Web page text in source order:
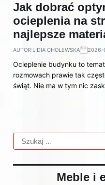
Jak dobrać
ocieplenia na
najlepsze
AUTOR:LIDIA CHOLEWSKA 2026-
Ocieplenie budynku to
rozmowach prawie tak
świąt. Nie ma w tym nic
Meble i